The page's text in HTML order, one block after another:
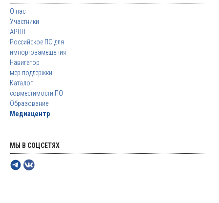
О нас
Участники
АРПП
Российское ПО для
импортозамещения
Навигатор
мер поддержки
Каталог
совместимости ПО
Образование
Медиацентр
МЫ В СОЦСЕТЯХ